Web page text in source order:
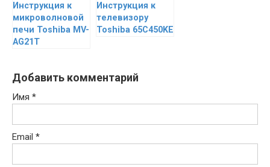
Инструкция к
микроволновой
печи Toshiba MV-
AG21T
Инструкция к
телевизору
Toshiba 65C450KE
Добавить комментарий
Имя *
Email *